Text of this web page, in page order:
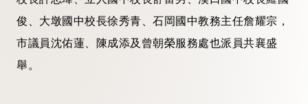
俊、大墩國中校長徐秀青、石岡國中教務主任詹耀宗，
市議員沈佑蓮、陳成添及曾朝榮服務處也派員共襄盛
舉。